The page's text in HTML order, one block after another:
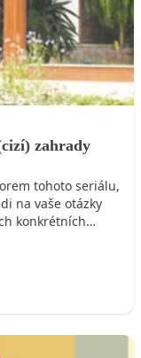
zahrady
tohoto seriálu,
na vaše otázky
konkrétních